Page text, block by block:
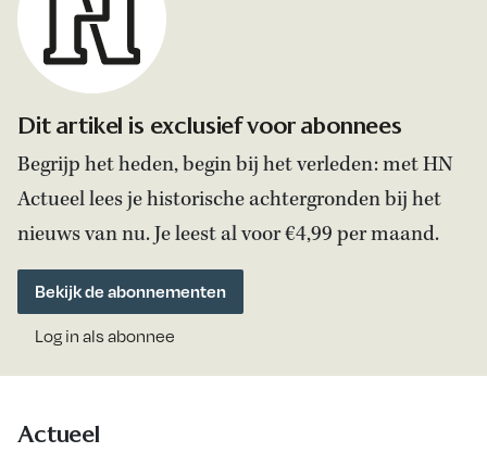
Dit artikel is exclusief voor abonnees
Begrijp het heden, begin bij het verleden: met HN
Actueel lees je historische achtergronden bij het
nieuws van nu. Je leest al voor €4,99 per maand.
Bekijk de abonnementen
Log in als abonnee
Actueel